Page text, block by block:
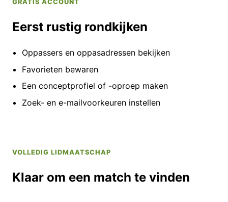
GRATIS ACCOUNT
Eerst rustig rondkijken
Oppassers en oppasadressen bekijken
Favorieten bewaren
Een conceptprofiel of -oproep maken
Zoek- en e-mailvoorkeuren instellen
VOLLEDIG LIDMAATSCHAP
Klaar om een match te vinden